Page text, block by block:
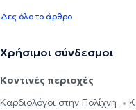
Δες όλο το άρθρο
Χρήσιμοι σύνδεσμοι
Κοντινές περιοχές
Καρδιολόγοι στην Πολίχνη